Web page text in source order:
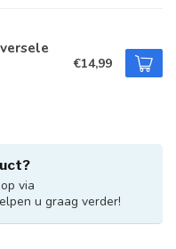
€14,99
via
u graag verder!